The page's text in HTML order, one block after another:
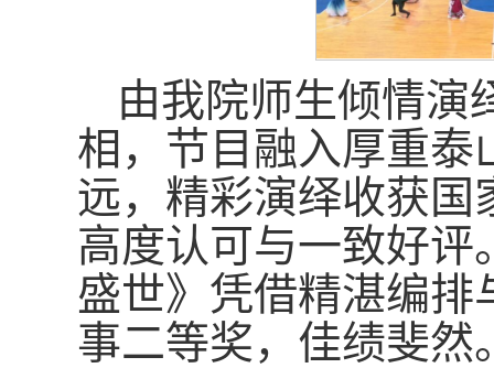
由我院师生倾情演
相，节目融入厚重泰
远，精彩演绎收获国
高度认可与一致好
盛世》凭借精湛编
事二等奖，佳绩斐然